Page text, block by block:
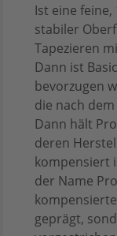
Ist eine
stabiler
Tapezieren
Dann ist
bevorzugen
die nach
Dann hält
deren
kompensiert
der Name
geprägt,